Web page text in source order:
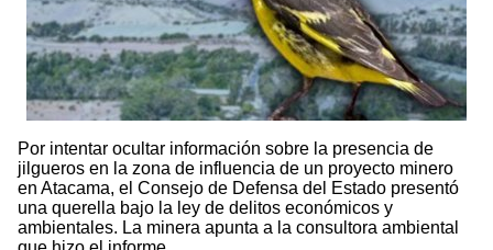
Por intentar ocultar información sobre la presencia de
jilgueros en la zona de influencia de un proyecto minero
en Atacama, el Consejo de Defensa del Estado presentó
una querella bajo la ley de delitos económicos y
ambientales. La minera apunta a la consultora ambiental